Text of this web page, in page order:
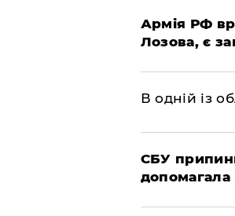
Армія РФ
Лозова, є
В одній із
СБУ
допомагала